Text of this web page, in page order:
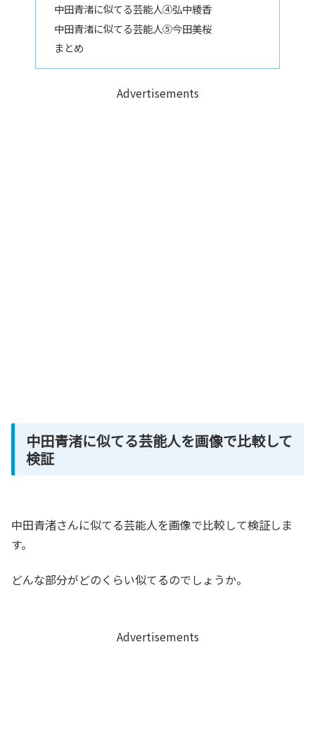
中田青渚に似てる芸能人④弘中綾香
中田青渚に似てる芸能人⑤今田美桜
まとめ
Advertisements
中田青渚に似てる芸能人を画像で比較して
検証
中田青渚さんに似てる芸能人を画像で比較して検証しま
す。
どんな部分がどのくらい似てるのでしょうか。
Advertisements